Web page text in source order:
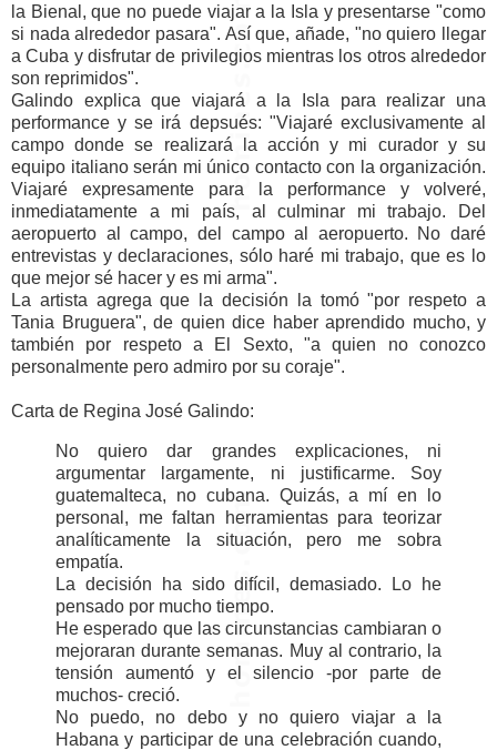
la Bienal, que no puede viajar a la Isla y presentarse "como
si nada alrededor pasara". Así que, añade, "no quiero llegar
a Cuba y disfrutar de privilegios mientras los otros alrededor
son reprimidos".
Galindo explica que viajará a la Isla para realizar una
performance y se irá depsués: "Viajaré exclusivamente al
campo donde se realizará la acción y mi curador y su
equipo italiano serán mi único contacto con la organización.
Viajaré expresamente para la performance y volveré,
inmediatamente a mi país, al culminar mi trabajo. Del
aeropuerto al campo, del campo al aeropuerto. No daré
entrevistas y declaraciones, sólo haré mi trabajo, que es lo
que mejor sé hacer y es mi arma".
La artista agrega que la decisión la tomó "por respeto a
Tania Bruguera", de quien dice haber aprendido mucho, y
también por respeto a El Sexto, "a quien no conozco
personalmente pero admiro por su coraje".
Carta de Regina José Galindo:
No quiero dar grandes explicaciones, ni
argumentar largamente, ni justificarme. Soy
guatemalteca, no cubana. Quizás, a mí en lo
personal, me faltan herramientas para teorizar
analíticamente la situación, pero me sobra
empatía.
La decisión ha sido difícil, demasiado. Lo he
pensado por mucho tiempo.
He esperado que las circunstancias cambiaran o
mejoraran durante semanas. Muy al contrario, la
tensión aumentó y el silencio -por parte de
muchos- creció.
No puedo, no debo y no quiero viajar a la
Habana y participar de una celebración cuando,